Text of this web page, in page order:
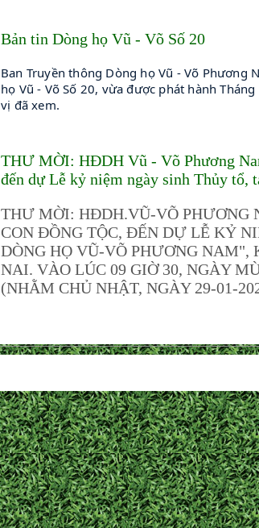
Bản tin Dòng họ Vũ - Võ Số 20
Ban Truyền thông Dòng họ Vũ - Võ Phương
họ Vũ - Võ Số 20, vừa được phát hành
vị đã xem.
THƯ MỜI: HĐDH Vũ - Võ Phương
đến dự Lễ kỷ niệm ngày sinh Thủy
THƯ MỜI: HĐDH.VŨ-VÕ PHƯƠNG
CON ĐỒNG TỘC, ĐẾN DỰ LỄ KỶ
DÒNG HỌ VŨ-VÕ PHƯƠNG
NAI. VÀO LÚC 09 GIỜ 30, NGÀY
(NHẰM CHỦ NHẬT, NGÀY 29-01-